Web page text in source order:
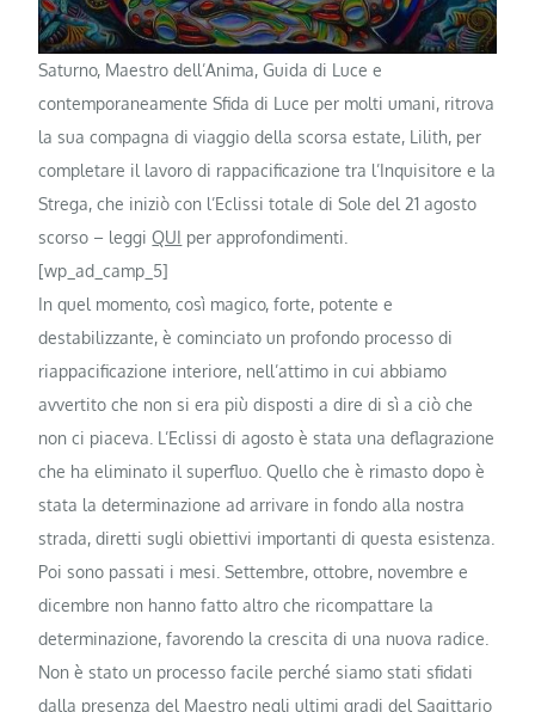
Saturno, Maestro dell’Anima, Guida di Luce e
contemporaneamente Sfida di Luce per molti umani, ritrova
la sua compagna di viaggio della scorsa estate, Lilith, per
completare il lavoro di rappacificazione tra l’Inquisitore e la
Strega, che iniziò con l’Eclissi totale di Sole del 21 agosto
scorso – leggiQUI per approfondimenti.
[wp_ad_camp_5]
In quel momento, così magico, forte, potente e
destabilizzante, è cominciato un profondo processo di
riappacificazione interiore, nell’attimo in cui abbiamo
avvertito che non si era più disposti a dire di sì a ciò che
non ci piaceva. L’Eclissi di agosto è stata una deflagrazione
che ha eliminato il superfluo. Quello che è rimasto dopo è
stata la determinazione ad arrivare in fondo alla nostra
strada, diretti sugli obiettivi importanti di questa esistenza.
Poi sono passati i mesi. Settembre, ottobre, novembre e
dicembre non hanno fatto altro che ricompattare la
determinazione, favorendo la crescita di una nuova radice.
Non è stato un processo facile perché siamo stati sfidati
dalla presenza del Maestro negli ultimi gradi del Sagittario